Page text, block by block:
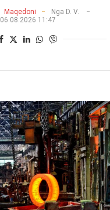
Maqedoni Nga D. V.
06.08.2026 11:47